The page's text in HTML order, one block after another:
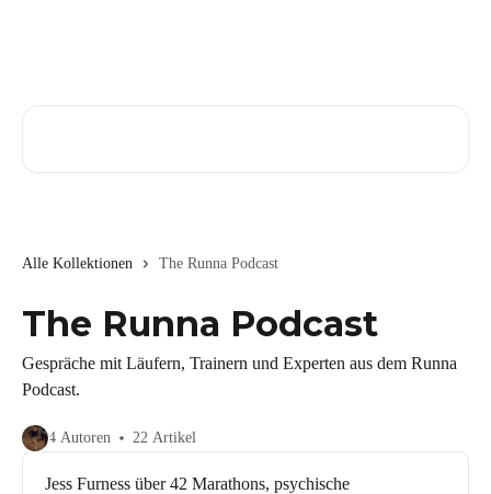
Alle Kollektionen The Runna Podcast
The Runna Podcast
Gespräche mit Läufern, Trainern und Experten aus dem Runna
Podcast.
4 Autoren 22 Artikel
Jess Furness über 42 Marathons, psychische